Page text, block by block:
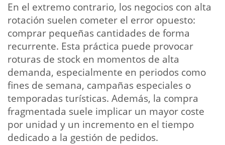
En el extremo contrario, los negocios con alta
rotación suelen cometer el error opuesto:
comprar pequeñas cantidades de forma
recurrente. Esta práctica puede provocar
roturas de stock en momentos de alta
demanda, especialmente en periodos como
fines de semana, campañas especiales o
temporadas turísticas. Además, la compra
fragmentada suele implicar un mayor coste
por unidad y un incremento en el tiempo
dedicado a la gestión de pedidos.